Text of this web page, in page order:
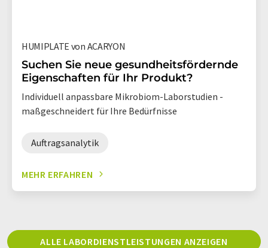
HUMIPLATE von ACARYON
Suchen Sie neue gesundheitsfördernde
Eigenschaften für Ihr Produkt?
Individuell anpassbare Mikrobiom-Laborstudien -
maßgeschneidert für Ihre Bedürfnisse
Auftragsanalytik
MEHR ERFAHREN
ALLE LABORDIENSTLEISTUNGEN ANZEIGEN